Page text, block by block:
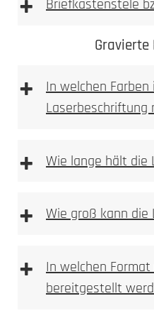
essighaltigen
unserem
+ Briefkastenstele
+
In welchen
Laserbeschriftung
+ Wie lange hält die
+ Wie groß kann die
+
In welchen
bereitgestellt